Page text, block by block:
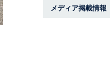
メディア掲載情報